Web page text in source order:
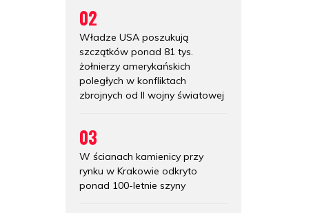
02
Władze USA poszukują
szczątków ponad 81 tys.
żołnierzy amerykańskich
poległych w konfliktach
zbrojnych od II wojny światowej
03
W ścianach kamienicy przy
rynku w Krakowie odkryto
ponad 100-letnie szyny